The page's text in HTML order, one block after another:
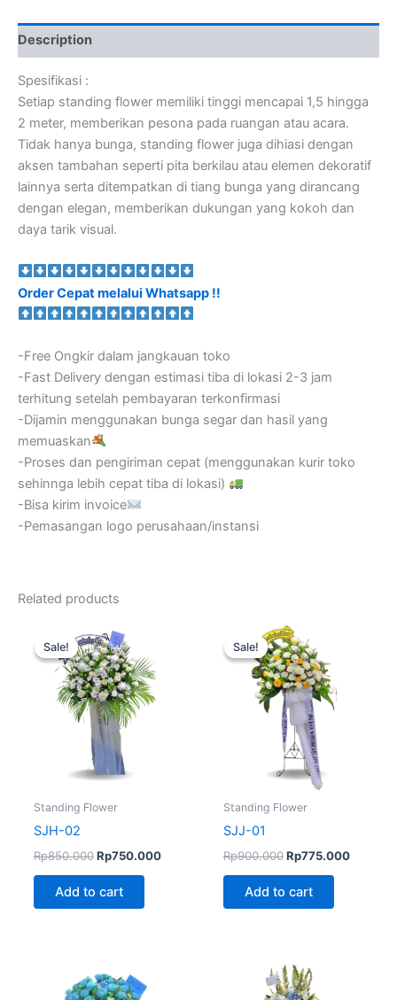
Description
Spesifikasi :
Setiap standing flower memiliki tinggi mencapai 1,5 hingga
2 meter, memberikan pesona pada ruangan atau acara.
Tidak hanya bunga, standing flower juga dihiasi dengan
aksen tambahan seperti pita berkilau atau elemen dekoratif
lainnya serta ditempatkan di tiang bunga yang dirancang
dengan elegan, memberikan dukungan yang kokoh dan
daya tarik visual.
Order Cepat melalui Whatsapp !!
-Free Ongkir dalam jangkauan toko
-Fast Delivery dengan estimasi tiba di lokasi 2-3 jam
terhitung setelah pembayaran terkonfirmasi
-Dijamin menggunakan bunga segar dan hasil yang
memuaskan
-Proses dan pengiriman cepat (menggunakan kurir toko
sehinnga lebih cepat tiba di lokasi)
-Bisa kirim invoice
-Pemasangan logo perusahaan/instansi
Related products
Sale!
Sale!
Standing Flower
SJH-02
Rp850.000
price
was:
Rp850.000.
Rp750.000
Add to cart
Sale!
Sale!
Standing Flower
SJJ-01
Rp900.000
Original
price
was:
Rp900.000.
Rp775.000
Add to cart